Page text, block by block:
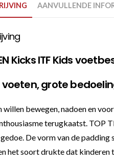
AANVULLENDE
Kicks ITF Kids
voeten, grote
willen bewegen, nadoen en
terugkaatst. TOP
De vorm van de
het soort drukte dat kinderen